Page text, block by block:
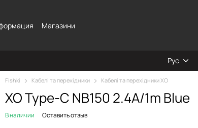
Магазини
Рус
Fishki Кабелі та перехідники Кабелі та перехідники XO
XO Type-C NB150 2.4A/1m Blue
В наличии Оставить отзыв